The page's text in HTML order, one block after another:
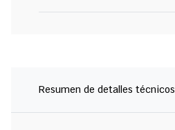
Resumen de detalles técnicos